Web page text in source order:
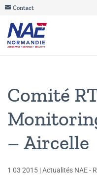
Contact
Comité
– Aircelle
1 03 2015 |Actualités NAE -